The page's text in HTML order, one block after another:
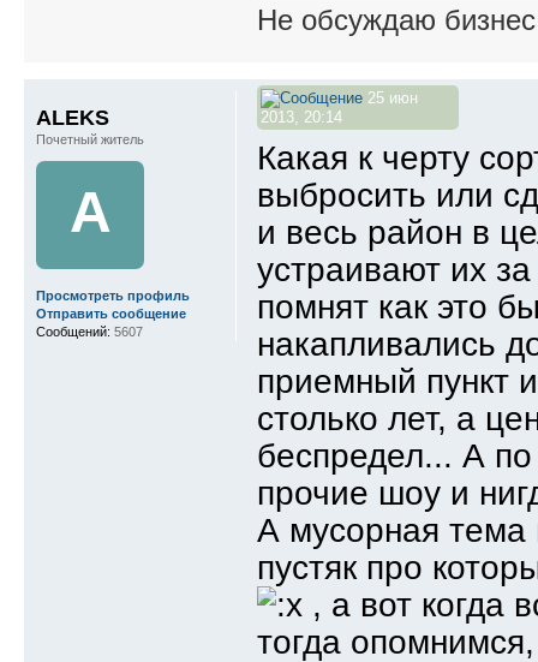
Не обсуждаю
25 июн
2013, 20:14
Какая к черту
выбросить или
и весь район в
устраивают их
помнят как это
накапливались
приемный пункт
столько лет, а
беспредел... А
прочие шоу и
А мусорная тема
пустяк про
, а вот когда
тогда
ALEKS
Почетный житель
A
Просмотреть профиль
Отправить сообщение
Сообщений: 5607